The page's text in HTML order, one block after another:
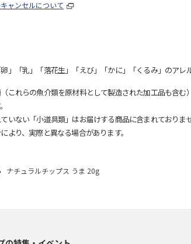
ャンセルについて
」「乳」「落花生」「えび」「かに」「くるみ」のアレ
これらの魚介類を原材料として製造された加工品も含む
いない「小道具類」はお届けする商品に含まれておりませ
より、実際と異なる場合があります。
ナチュラルチップス うま 20g